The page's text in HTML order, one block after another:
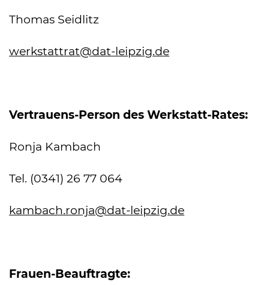
Thomas Seidlitz
werkstattrat@dat-leipzig.de
Vertrauens-Person des Werkstatt-Rates:
Ronja Kambach
Tel. (0341) 26 77 064
kambach.ronja@dat-leipzig.de
Frauen-Beauftragte: